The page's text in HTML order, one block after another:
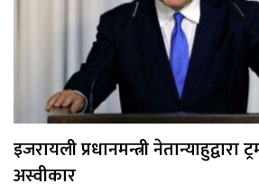
इजरायली प्रधानमन्त्री नेतान्याहुद्वारा
अस्वीकार